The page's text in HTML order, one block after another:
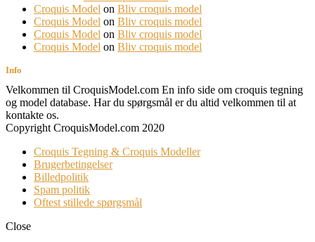
Croquis Model on Bliv croquis model
Croquis Model on Bliv croquis model
Croquis Model on Bliv croquis model
Croquis Model on Bliv croquis model
Info
Velkommen til CroquisModel.com En info side om croquis tegning
og model database. Har du spørgsmål er du altid velkommen til at
kontakte os.
Copyright CroquisModel.com 2020
Croquis Tegning & Croquis Modeller
Brugerbetingelser
Billedpolitik
Spam politik
Oftest stillede spørgsmål
Close